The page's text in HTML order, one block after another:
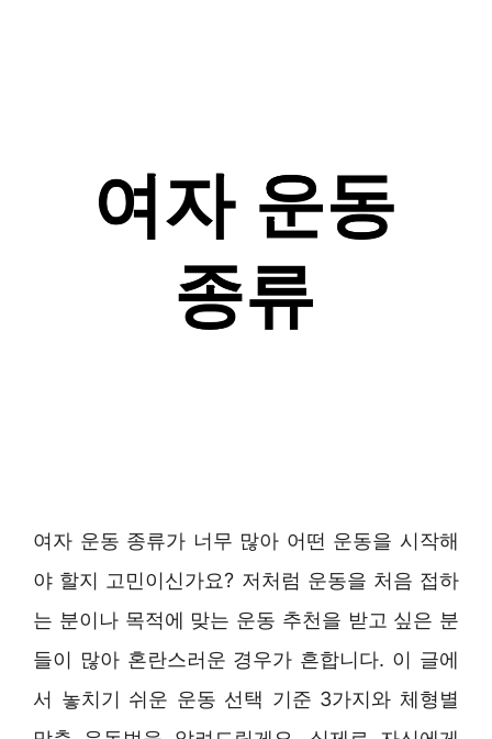
여자 운동 종류가 너무 많아 어떤 운동을 시작해
야 할지 고민이신가요? 저처럼 운동을 처음 접하
는 분이나 목적에 맞는 운동 추천을 받고 싶은 분
들이 많아 혼란스러운 경우가 흔합니다. 이 글에
서 놓치기 쉬운 운동 선택 기준 3가지와 체형별